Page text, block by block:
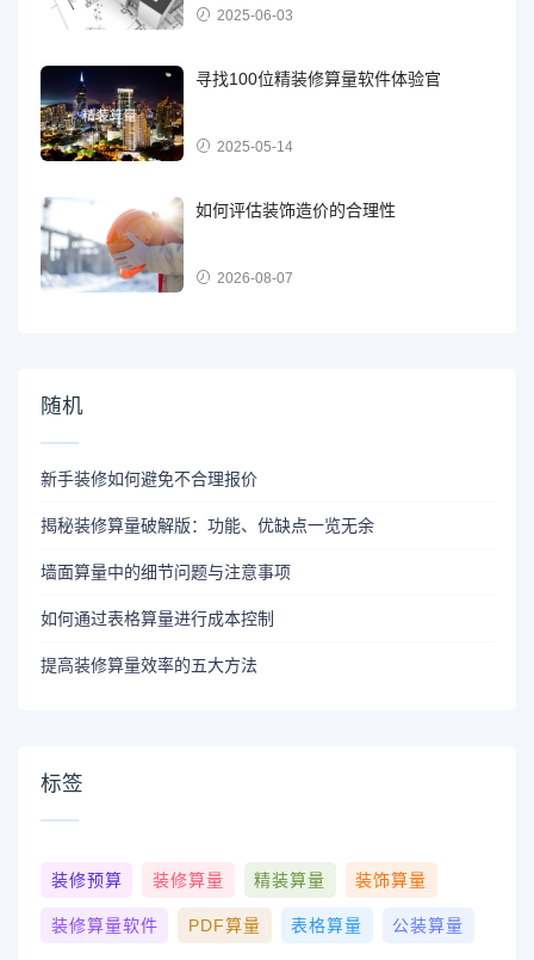
2025-06-03
寻找100位精装修算量软件体验官
2025-05-14
如何评估装饰造价的合理性
2026-08-07
随机
新手装修如何避免不合理报价
揭秘装修算量破解版：功能、优缺点一览无余
墙面算量中的细节问题与注意事项
如何通过表格算量进行成本控制
提高装修算量效率的五大方法
标签
装修预算 装修算量 精装算量 装饰算量
装修算量软件 PDF算量 表格算量 公装算量